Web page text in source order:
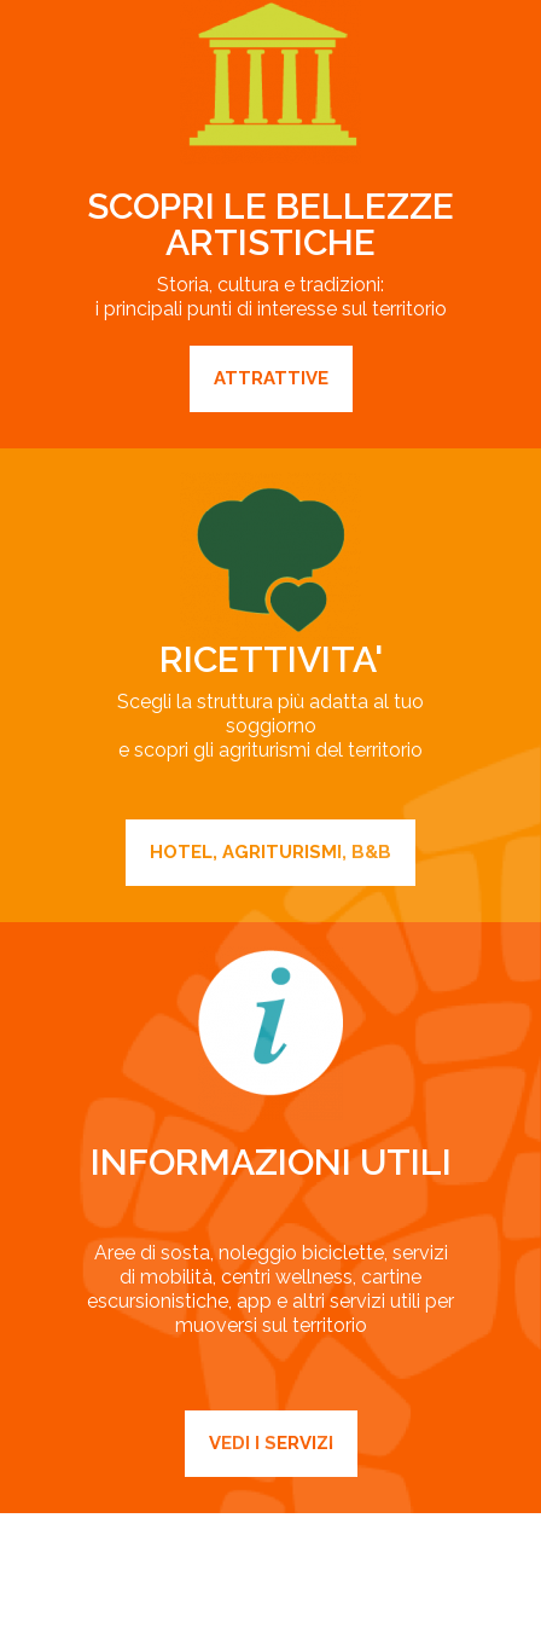
SCOPRI LE BELLEZZE
ARTISTICHE
Storia, cultura e tradizioni:
i principali punti di interesse sul territorio
ATTRATTIVE
RICETTIVITA'
Scegli la struttura più adatta al tuo
soggiorno
e scopri gli agriturismi del territorio
HOTEL, AGRITURISMI, B&B
INFORMAZIONI UTILI
Aree di sosta, noleggio biciclette, servizi
di mobilità, centri wellness, cartine
escursionistiche, app e altri servizi utili per
muoversi sul territorio
VEDI I SERVIZI